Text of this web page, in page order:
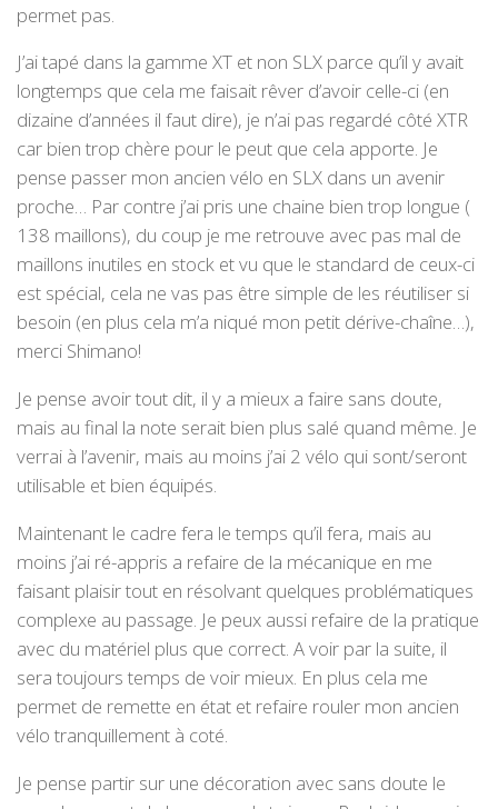
permet pas.
J’ai tapé dans la gamme XT et non SLX parce qu’il y avait
longtemps que cela me faisait rêver d’avoir celle-ci (en
dizaine d’années il faut dire), je n’ai pas regardé côté XTR
car bien trop chère pour le peut que cela apporte. Je
pense passer mon ancien vélo en SLX dans un avenir
proche… Par contre j’ai pris une chaine bien trop longue (
138 maillons), du coup je me retrouve avec pas mal de
maillons inutiles en stock et vu que le standard de ceux-ci
est spécial, cela ne vas pas être simple de les réutiliser si
besoin (en plus cela m’a niqué mon petit dérive-chaîne…),
merci Shimano!
Je pense avoir tout dit, il y a mieux a faire sans doute,
mais au final la note serait bien plus salé quand même. Je
verrai à l’avenir, mais au moins j’ai 2 vélo qui sont/seront
utilisable et bien équipés.
Maintenant le cadre fera le temps qu’il fera, mais au
moins j’ai ré-appris a refaire de la mécanique en me
faisant plaisir tout en résolvant quelques problématiques
complexe au passage. Je peux aussi refaire de la pratique
avec du matériel plus que correct. A voir par la suite, il
sera toujours temps de voir mieux. En plus cela me
permet de remette en état et refaire rouler mon ancien
vélo tranquillement à coté.
Je pense partir sur une décoration avec sans doute le